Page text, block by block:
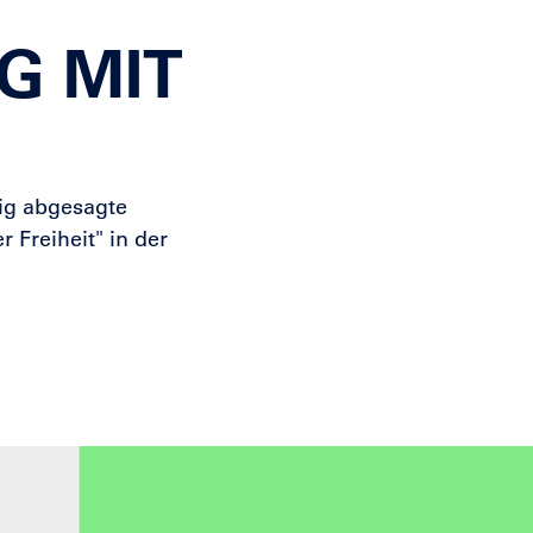
MIT
abgesagte
Freiheit" in der